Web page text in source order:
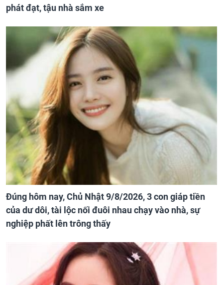
phát đạt, tậu nhà sắm xe
Đúng hôm nay, Chủ Nhật 9/8/2026, 3 con giáp tiền
của dư dôi, tài lộc nối đuôi nhau chạy vào nhà, sự
nghiệp phất lên trông thấy